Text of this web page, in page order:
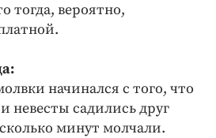
тогда, вероятно,
начинался с того, что
невесты садились друг
минут молчали.